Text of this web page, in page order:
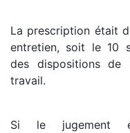
La prescription était
entretien, soit le 10
des dispositions de
travail.
Si le jugement